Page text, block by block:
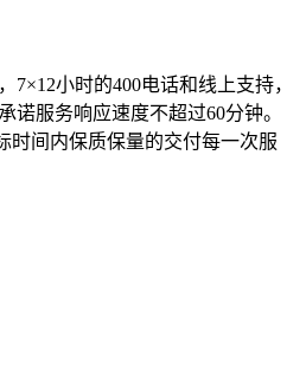
7×12小时的400电话和线上支持，
诺服务响应速度不超过60分钟。
时间内保质保量的交付每一次服